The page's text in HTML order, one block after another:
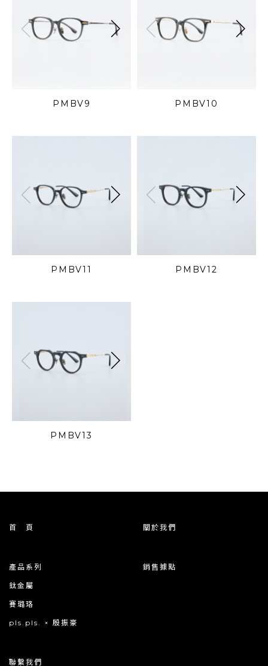
PMBV9 PMBV10
PMBV11 PMBV12
PMBV13
首 頁 關於我們
產品系列
鈦金屬
賽璐珞
pls.pls. × 殷振豪
銷售據點
聯繫我們